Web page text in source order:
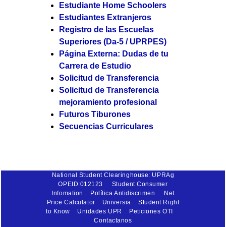
Estudiante Home Schoolers
Estudiantes Extranjeros
Registro de las Escuelas
Superiores (Da-5 / UPRPES)
Página Externa: Dudas de tu
Carrera de Estudio
Solicitud de Transferencia
Solicitud de Transferencia
mejoramiento profesional
Futuros Tiburones
Secuencias Curriculares
National Student Clearinghouse: UPRAg
OPEID:012123
Student Consumer
Infomation
Política Antidiscrimen
Net
Price Calculator
Universia
Student Right
to Know
Unidades UPR
Peticiones OTI
Contactanos